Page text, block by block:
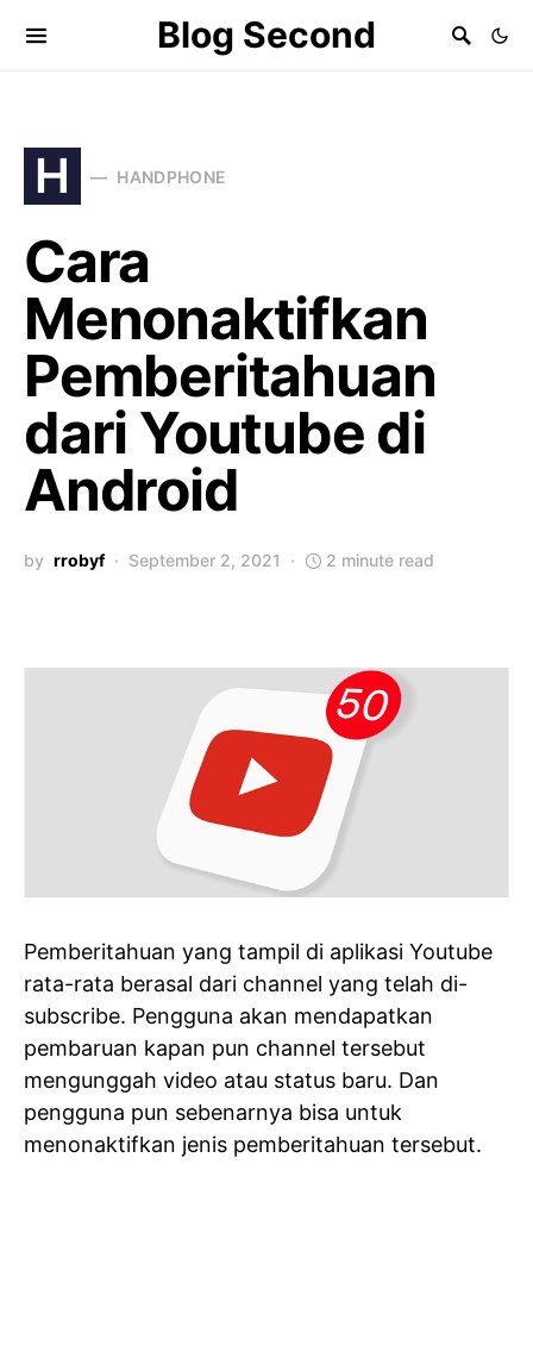
Blog Second
H HANDPHONE
Cara
Menonaktifkan
Pemberitahuan
dari Youtube di
Android
by rrobyf September 2, 2021 2 minute read
Pemberitahuan yang tampil di aplikasi Youtube
rata-rata berasal dari channel yang telah di-
subscribe. Pengguna akan mendapatkan
pembaruan kapan pun channel tersebut
mengunggah video atau status baru. Dan
pengguna pun sebenarnya bisa untuk
menonaktifkan jenis pemberitahuan tersebut.